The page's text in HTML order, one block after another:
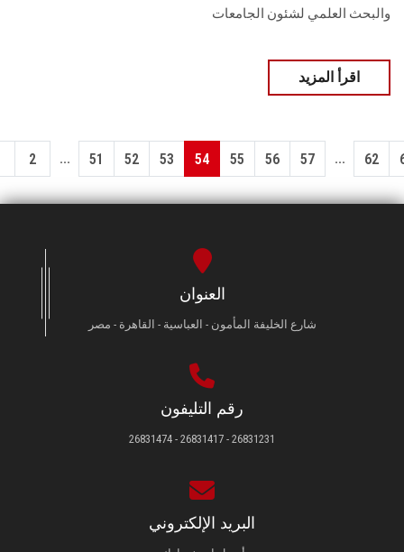
والبحث العلمي لشئون الجامعات
اقرأ المزيد
2 ... 51 52 53 54 55 56 57 ... 62
العنوان
شارع الخليفة المأمون - العباسية - القاهرة - مصر
رقم التليفون
26831231 - 26831417 - 26831474
البريد الإلكتروني